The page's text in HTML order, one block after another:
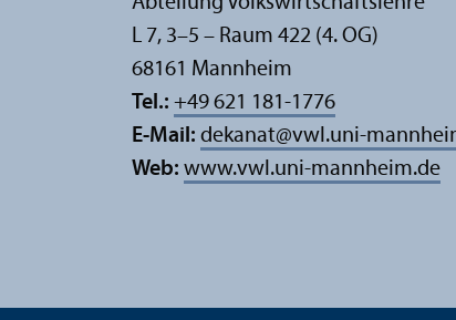
L 7, 3–5 – Raum 422 (4. OG)
68161 Mannheim
Tel.: +49 621 181-1776
E-Mail: dekanat@vwl.uni-
Web: www.vwl.uni-mannheim.de